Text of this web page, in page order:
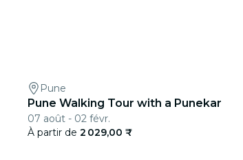
Pune
Pune Walking Tour with a Punekar
07 août - 02 févr.
À partir de 2 029,00 ₹